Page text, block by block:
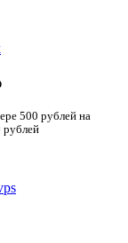
500 рублей на
рублей